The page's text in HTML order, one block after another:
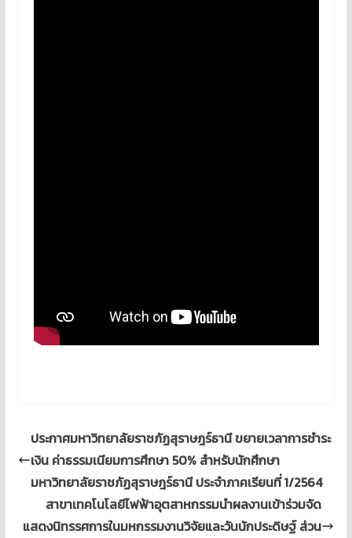
ประกาศมหาวิทยาลัยราชภัฏสุราษฎร์ธานี ขยายเวลาการชำระ
เงิน ค่าธรรมเนียมการศึกษา 50% สำหรับนักศึกษา
มหาวิทยาลัยราชภัฏสุราษฎร์ธานี ประจำภาคเรียนที่ 1/2564
สาขาเทคโนโลยีไฟฟ้าอุตสาหกรรมนำผลงานเข้าร่วมจัด
แสดงนิทรรศการในมหกรรมงานวิจัยและวันนักประดิษฐ์ ส่วน